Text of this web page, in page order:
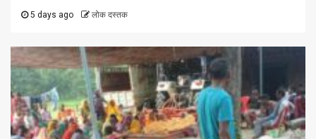
5 days ago लोक दस्तक